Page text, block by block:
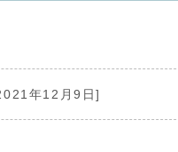
年12月9日]